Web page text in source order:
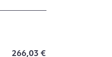
266,03 €